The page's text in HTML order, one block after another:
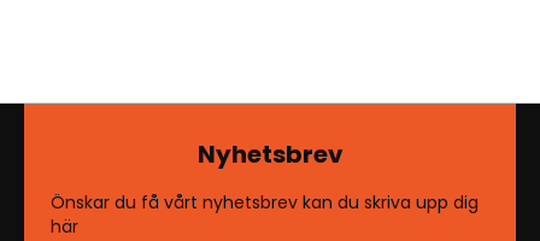
Nyhetsbrev
Önskar du få vårt nyhetsbrev kan du skriva upp dig
här